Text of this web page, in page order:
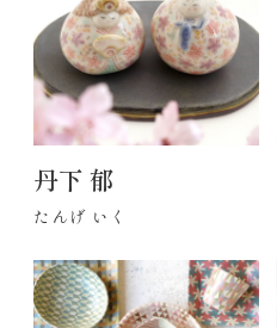
丹下 郁
たんげ いく